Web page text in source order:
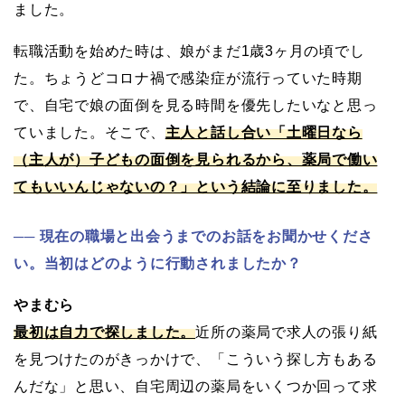
ました。
転職活動を始めた時は、娘がまだ1歳3ヶ月の頃でし
た。ちょうどコロナ禍で感染症が流行っていた時期
で、自宅で娘の面倒を見る時間を優先したいなと思っ
ていました。そこで、 主人と話し合い「土曜日なら
（主人が）子どもの面倒を見られるから、薬局で働い
てもいいんじゃないの？」という結論に至りました。
現在の職場と出会うまでのお話をお聞かせくださ
い。当初はどのように行動されましたか？
やまむら
最初は自力で探しました。近所の薬局で求人の張り紙
を見つけたのがきっかけで、「こういう探し方もある
んだな」と思い、自宅周辺の薬局をいくつか回って求